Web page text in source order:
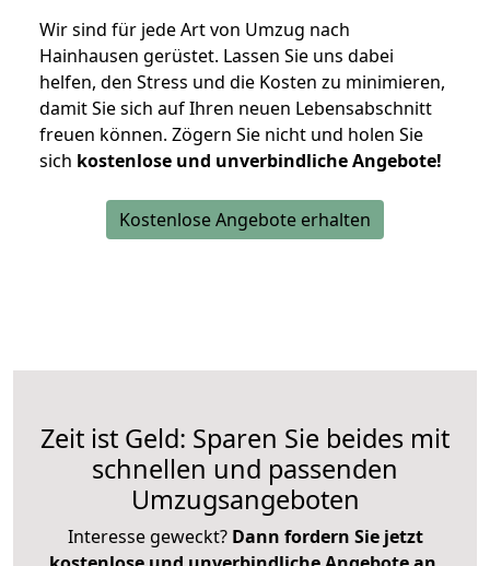
Wir sind für jede Art von Umzug nach
Hainhausen gerüstet. Lassen Sie uns dabei
helfen, den Stress und die Kosten zu minimieren,
damit Sie sich auf Ihren neuen Lebensabschnitt
freuen können. Zögern Sie nicht und holen Sie
sich kostenlose und unverbindliche Angebote!
Kostenlose Angebote erhalten
Zeit ist Geld: Sparen Sie beides mit
schnellen und passenden
Umzugsangeboten
Interesse geweckt? Dann fordern Sie jetzt